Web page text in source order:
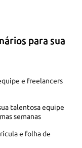
para sua
e freelancers
talentosa equipe
semanas
e folha de